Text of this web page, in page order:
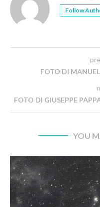
Follow
FOTO DI
FOTO DI GIUSEPPE
YOU